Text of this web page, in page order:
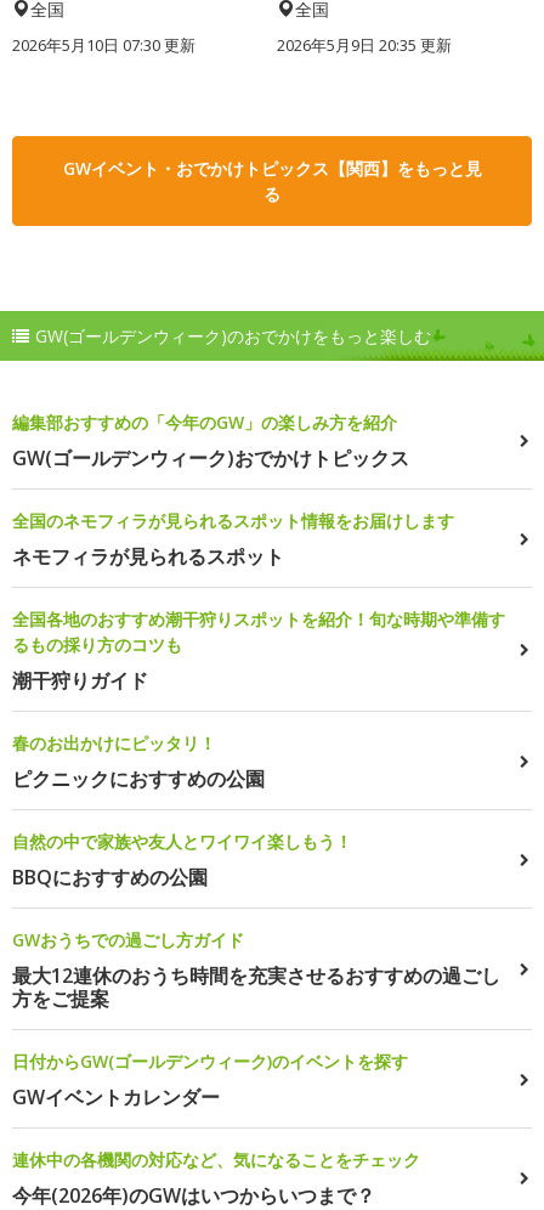
全国
2026年5月10日 07:30 更新
全国
2026年5月9日 20:35 更新
GWイベント・おでかけトピックス【関西】をもっと見
る
GW(ゴールデンウィーク)のおでかけをもっと楽しむ
編集部おすすめの「今年のGW」の楽しみ方を紹介
GW(ゴールデンウィーク)おでかけトピックス
全国のネモフィラが見られるスポット情報をお届けします
ネモフィラが見られるスポット
全国各地のおすすめ潮干狩りスポットを紹介！旬な時期や準備す
るもの採り方のコツも
潮干狩りガイド
春のお出かけにピッタリ！
ピクニックにおすすめの公園
自然の中で家族や友人とワイワイ楽しもう！
BBQにおすすめの公園
GWおうちでの過ごし方ガイド
最大12連休のおうち時間を充実させるおすすめの過ごし
方をご提案
日付からGW(ゴールデンウィーク)のイベントを探す
GWイベントカレンダー
連休中の各機関の対応など、気になることをチェック
今年(2026年)のGWはいつからいつまで？